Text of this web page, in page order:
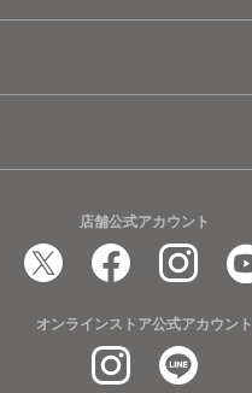
店舗公式アカウント
オンラインストア公式アカウント